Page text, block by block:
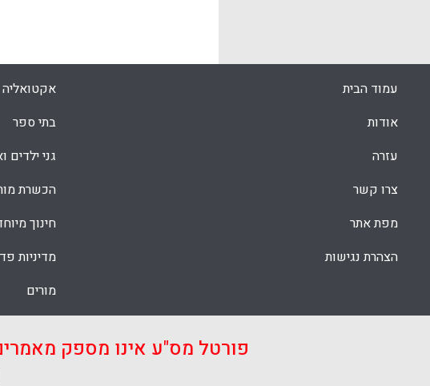
עמוד הבית
אודות
עזרה
צרו קשר
מפת אתר
הצהרת נגישות
אקטואליה
בתי ספר
גני ילדים
הכשרת
חינוך
מדיניות
מורים
פורטל מס"ע אינו מספק